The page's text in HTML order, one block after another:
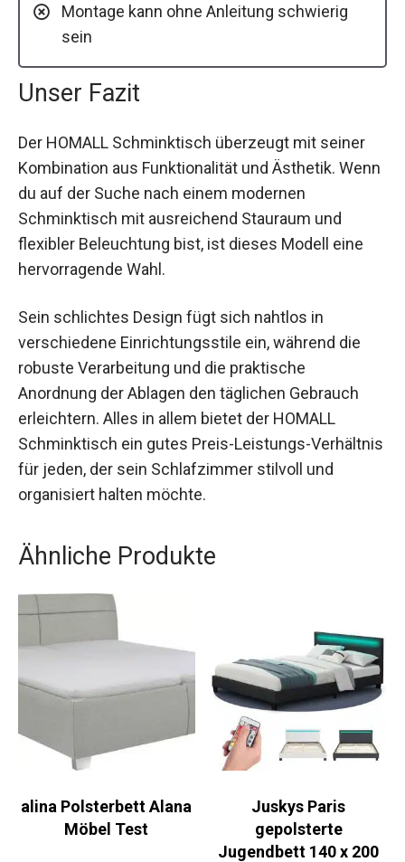
Montage kann ohne Anleitung schwierig
sein
Unser Fazit
Der HOMALL Schminktisch überzeugt mit seiner
Kombination aus Funktionalität und Ästhetik. Wenn
du auf der Suche nach einem modernen
Schminktisch mit ausreichend Stauraum und
flexibler Beleuchtung bist, ist dieses Modell eine
hervorragende Wahl.
Sein schlichtes Design fügt sich nahtlos in
verschiedene Einrichtungsstile ein, während die
robuste Verarbeitung und die praktische
Anordnung der Ablagen den täglichen Gebrauch
erleichtern. Alles in allem bietet der HOMALL
Schminktisch ein gutes Preis-Leistungs-Verhältnis
für jeden, der sein Schlafzimmer stilvoll und
organisiert halten möchte.
Ähnliche Produkte
alina Polsterbett Alana
Möbel Test
Juskys Paris
gepolsterte
Jugendbett 140 x 200